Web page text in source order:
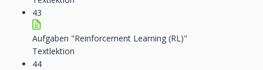
43
Aufgaben "Reinforcement Learning (RL)"
Textlektion
44